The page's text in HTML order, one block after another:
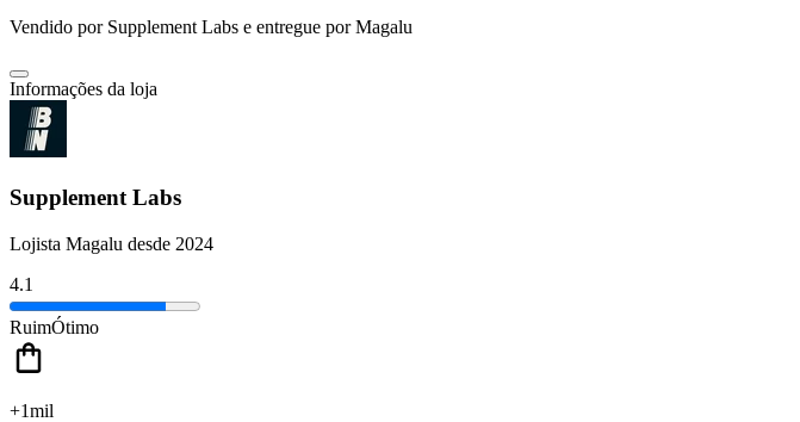
Vendido por Supplement Labs e entregue por Magalu
Informações da loja
Supplement Labs
Lojista Magalu desde 2024
4.1
RuimÓtimo
+1mil